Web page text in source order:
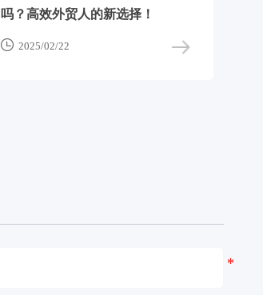
吗？高效外贸人的新选择！
 2025/02/22